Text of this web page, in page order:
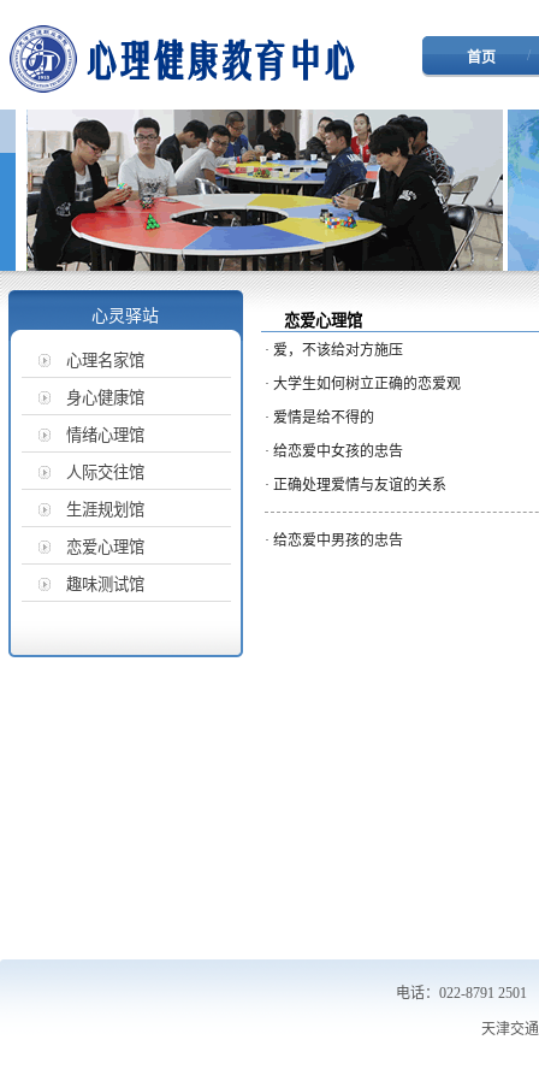
首页 /
心灵驿站
心理名家馆
身心健康馆
情绪心理馆
人际交往馆
生涯规划馆
恋爱心理馆
趣味测试馆
恋爱心理馆
· 爱，不该给对方施压
· 大学生如何树立正确的恋爱观
· 爱情是给不得的
· 给恋爱中女孩的忠告
· 正确处理爱情与友谊的关系
· 给恋爱中男孩的忠告
电话： 022-8791
天津交